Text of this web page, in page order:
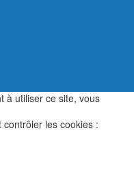
à utiliser ce site, vous
les cookies :